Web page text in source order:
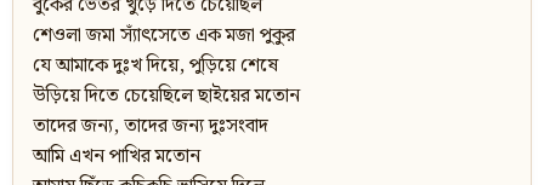
শেওলা জমা স্যাঁৎসেতে এক মজা পুকুর
যে আমাকে দুঃখ দিয়ে, পুড়িয়ে শেষে
উড়িয়ে দিতে চেয়েছিলে ছাইয়ের মতোন
তাদের জন্য, তাদের জন্য দুঃসংবাদ
আমি এখন পাখির মতোন